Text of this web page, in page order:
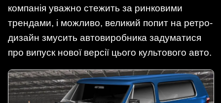
компанія уважно стежить за ринковими
трендами, і можливо, великий попит на ретро-
дизайн змусить автовиробника задуматися
про випуск нової версії цього культового авто.